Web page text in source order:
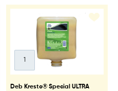
Deb Kresto® Special ULTRA